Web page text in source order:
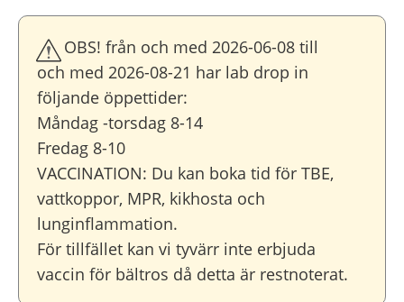
OBS! från och med 2026-06-08 till
och med 2026-08-21 har lab drop in
följande öppettider:
Måndag -torsdag 8-14
Fredag 8-10
VACCINATION: Du kan boka tid för TBE,
vattkoppor, MPR, kikhosta och
lunginflammation.
För tillfället kan vi tyvärr inte erbjuda
vaccin för bältros då detta är restnoterat.